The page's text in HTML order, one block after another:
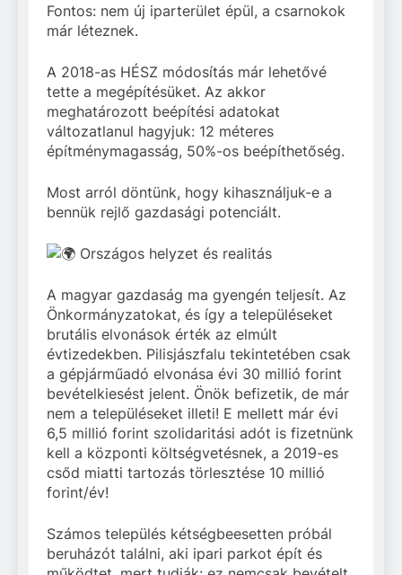
Fontos: nem új iparterület épül, a csarnokok
már léteznek.
A 2018-as HÉSZ módosítás már lehetővé
tette a megépítésüket. Az akkor
meghatározott beépítési adatokat
változatlanul hagyjuk: 12 méteres
építménymagasság, 50%-os beépíthetőség.
Most arról döntünk, hogy kihasználjuk-e a
bennük rejlő gazdasági potenciált.
Országos helyzet és realitás
A magyar gazdaság ma gyengén teljesít. Az
Önkormányzatokat, és így a településeket
brutális elvonások érték az elmúlt
évtizedekben. Pilisjászfalu tekintetében csak
a gépjárműadó elvonása évi 30 millió forint
bevételkiesést jelent. Önök befizetik, de már
nem a településeket illeti! E mellett már évi
6,5 millió forint szolidaritási adót is fizetnünk
kell a központi költségvetésnek, a 2019-es
csőd miatti tartozás törlesztése 10 millió
forint/év!
Számos település kétségbeesetten próbál
beruházót találni, aki ipari parkot épít és